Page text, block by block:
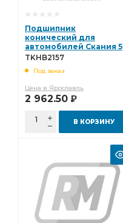
Подшипник
конический для
автомобилей Скания 5
серии TEK-KOM
TKHB2157
Под заказ
Цена в Ярославль
2 962.50 Р
В КОРЗИНУ